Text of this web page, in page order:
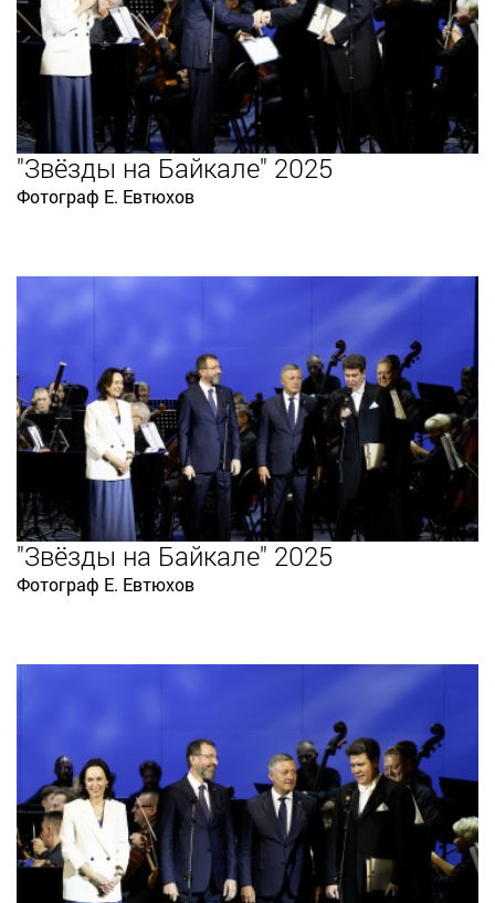
"Звёзды на Байкале" 2025
Фотограф Е. Евтюхов
"Звёзды на Байкале" 2025
Фотограф Е. Евтюхов